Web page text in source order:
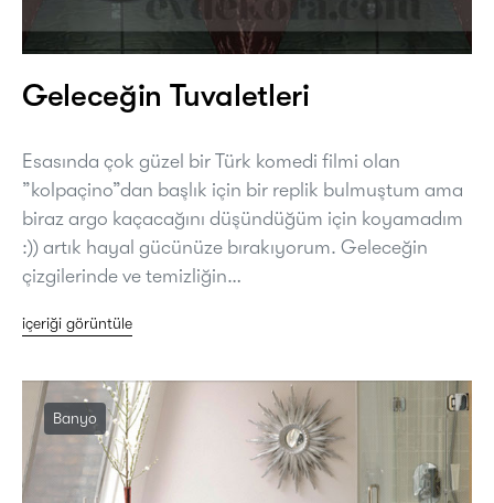
Geleceğin Tuvaletleri
Esasında çok güzel bir Türk komedi filmi olan
”kolpaçino”dan başlık için bir replik bulmuştum ama
biraz argo kaçacağını düşündüğüm için koyamadım
:)) artık hayal gücünüze bırakıyorum. Geleceğin
çizgilerinde ve temizliğin…
içeriği görüntüle
Banyo